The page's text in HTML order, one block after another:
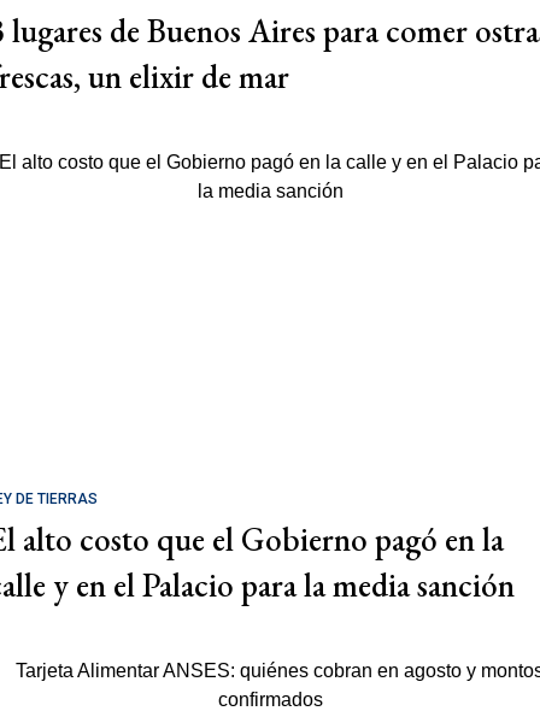
lugares de Buenos Aires para comer
un elixir de mar
DE TIERRAS
alto costo que el Gobierno pagó en la
y en el Palacio para la media sanción